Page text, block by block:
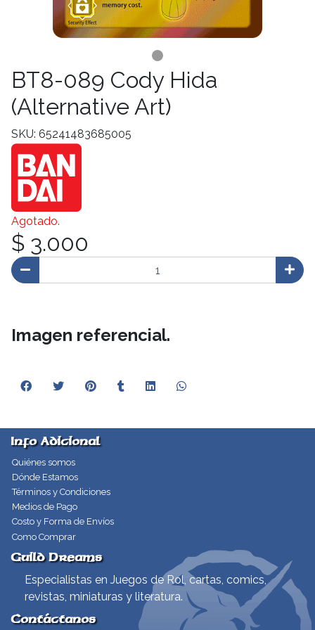
BT8-089 Cody Hida
(Alternative Art)
SKU: 65241483685005
Agotado.
$ 3.000
Imagen referencial.
Info Adicional
Quiénes somos
Dónde Estamos
Términos y Condiciones
Medios de Pago
Costo y Forma de Envíos
Como Comprar
Guild Dreams
Especialistas en Juegos de Rol, cartas, comics,
revistas, miniaturas y literatura.
Contáctanos